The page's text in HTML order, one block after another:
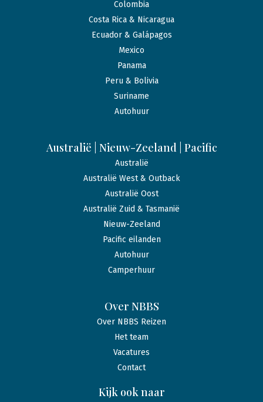
Colombia
Costa Rica & Nicaragua
Ecuador & Galápagos
Mexico
Panama
Peru & Bolivia
Suriname
Autohuur
Australië | Nieuw-Zeeland | Pacific
Australië
Australië West & Outback
Australië Oost
Australië Zuid & Tasmanië
Nieuw-Zeeland
Pacific eilanden
Autohuur
Camperhuur
Over NBBS
Over NBBS Reizen
Het team
Vacatures
Contact
Kijk ook naar